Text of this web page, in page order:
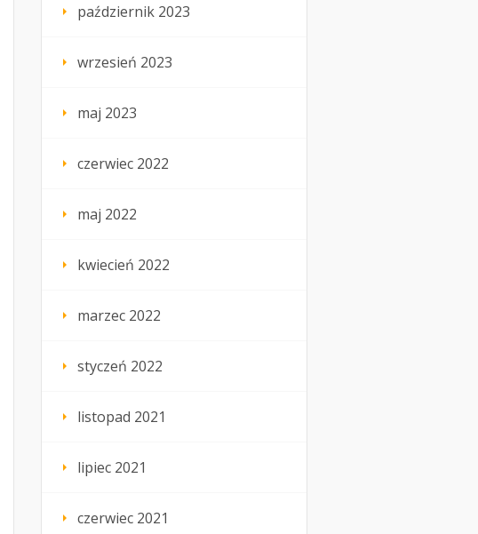
październik 2023
wrzesień 2023
maj 2023
czerwiec 2022
maj 2022
kwiecień 2022
marzec 2022
styczeń 2022
listopad 2021
lipiec 2021
czerwiec 2021